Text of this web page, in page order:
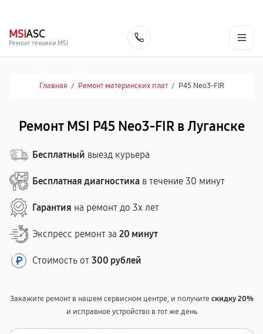
MSIASC
Ремонт техники MSI
Главная / Ремонт материнских плат / P45 Neo3-FIR
Ремонт MSI P45 Neo3-FIR в Луганске
Бесплатный выезд курьера
Бесплатная диагностика в течение 30 минут
Гарантия на ремонт до 3х лет
Экспресс ремонт за 20 минут
Стоимость от 300 рублей
Закажите ремонт в нашем сервисном центре, и получитескидку 20%
и исправное устройство в тот же день